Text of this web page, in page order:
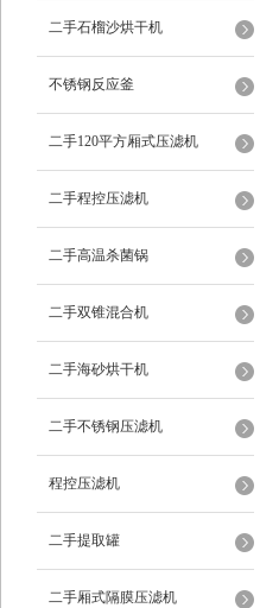
二手石榴沙烘干机
不锈钢反应釜
二手120平方厢式压滤机
二手程控压滤机
二手高温杀菌锅
二手双锥混合机
二手海砂烘干机
二手不锈钢压滤机
程控压滤机
二手提取罐
二手厢式隔膜压滤机